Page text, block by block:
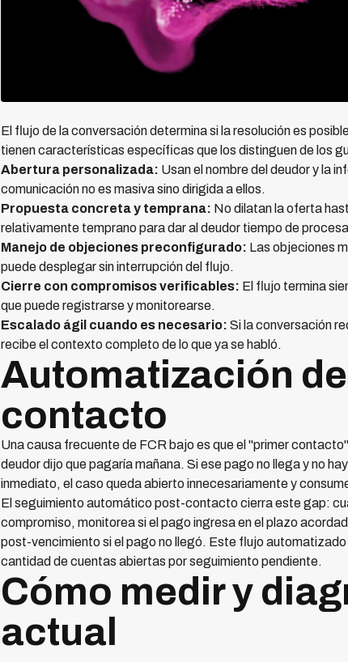
El flujo de la conversación determina si la resolución es
tienen características específicas que los distinguen de los
Abertura personalizada: Usan el nombre del deudor y la
comunicación no es masiva sino dirigida a ellos.
Propuesta concreta y temprana: No dilatan la oferta
relativamente temprano para dar al deudor tiempo de
Manejo de objeciones preconfigurado: Las objeciones
puede desplegar sin interrupción del flujo.
Cierre con compromisos verificables: El flujo termina
que puede registrarse y monitorearse.
Escalado ágil cuando es necesario: Si la conversación
recibe el contexto completo de lo que ya se habló.
Automatización
contacto
Una causa frecuente de FCR bajo es que el "primer
deudor dijo que pagaría mañana. Si ese pago no llega y no
inmediato, el caso queda abierto innecesariamente y
El seguimiento automático post-contacto cierra este gap:
compromiso, monitorea si el pago ingresa en el plazo
post-vencimiento si el pago no llegó. Este flujo
cantidad de cuentas abiertas por seguimiento pendiente.
Cómo medir y
actual